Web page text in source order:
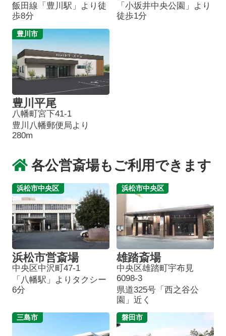
飯田線「豊川駅」より徒
歩8分
「小坂井中央公園」より
徒歩1分
豊川市
豊川平尾
八幡町宮下41-1
豊川八幡郵便局より
280m
各公営斎場もご利用できます
浜松市中央区
浜松市営斎場
中央区中沢町47-1
「八幡駅」よりタクシー
6分
浜松市中央区
雄踏斎場
中央区雄踏町宇布見
6098-3
県道325号「西之谷公
園」近く
三島市 磐田市
葬儀プランがお得な会員価格!